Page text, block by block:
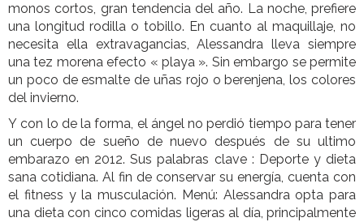
monos cortos, gran tendencia del año. La noche, prefiere
una longitud rodilla o tobillo. En cuanto al maquillaje, no
necesita ella extravagancias, Alessandra lleva siempre
una tez morena efecto « playa ». Sin embargo se permite
un poco de esmalte de uñas rojo o berenjena, los colores
del invierno.
Y con lo de la forma, el ángel no perdió tiempo para tener
un cuerpo de sueño de nuevo después de su ultimo
embarazo en 2012. Sus palabras clave : Deporte y dieta
sana cotidiana. Al fin de conservar su energía, cuenta con
el fitness y la musculación. Menú: Alessandra opta para
una dieta con cinco comidas ligeras al día, principalmente